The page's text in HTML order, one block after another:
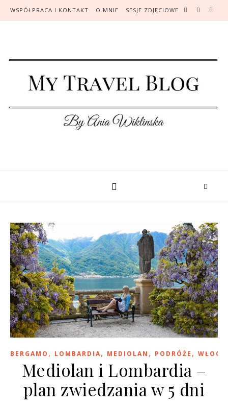
WSPÓŁPRACA I KONTAKT O MNIE SESJE ZDJĘCIOWE
BERGAMO , LOMBARDIA, MEDIOLAN , PODRÓŻE ,
Mediolan i Lombardia –
plan zwiedzania w 5 dni